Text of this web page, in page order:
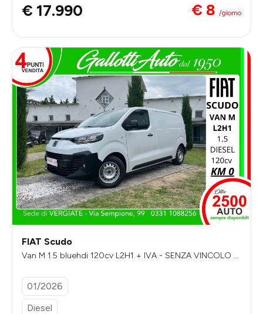
€ 17.990 € 8 /giorno
FIAT Scudo
Van M 1.5 bluehdi 120cv L2H1 + IVA - SENZA VINCOLO DI
01/2026
Diesel